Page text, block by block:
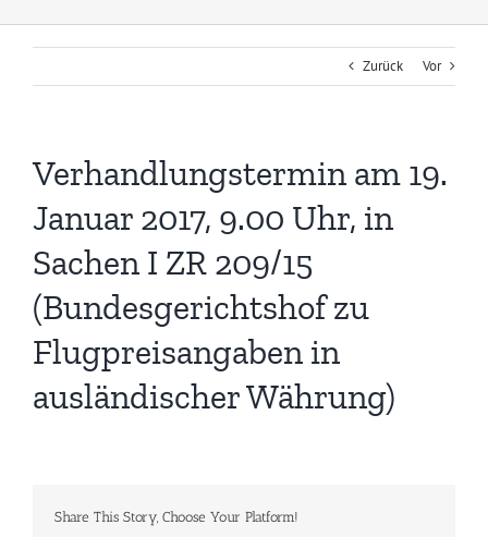
Zurück Vor
Verhandlungstermin am 19.
Januar 2017, 9.00 Uhr, in
Sachen I ZR 209/15
(Bundesgerichtshof zu
Flugpreisangaben in
ausländischer Währung)
Share This Story, Choose Your Platform!